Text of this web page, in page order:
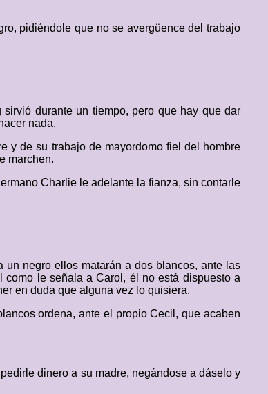
pidiéndole que no se avergüence del trabajo
durante un tiempo, pero que hay que dar
nada.
y de su trabajo de mayordomo fiel del hombre
marchen.
Charlie le adelante la fianza, sin contarle
negro ellos matarán a dos blancos, ante las
le señala a Carol, él no está dispuesto a
en duda que alguna vez lo quisiera.
ordena, ante el propio Cecil, que acaben
dinero a su madre, negándose a dáselo y